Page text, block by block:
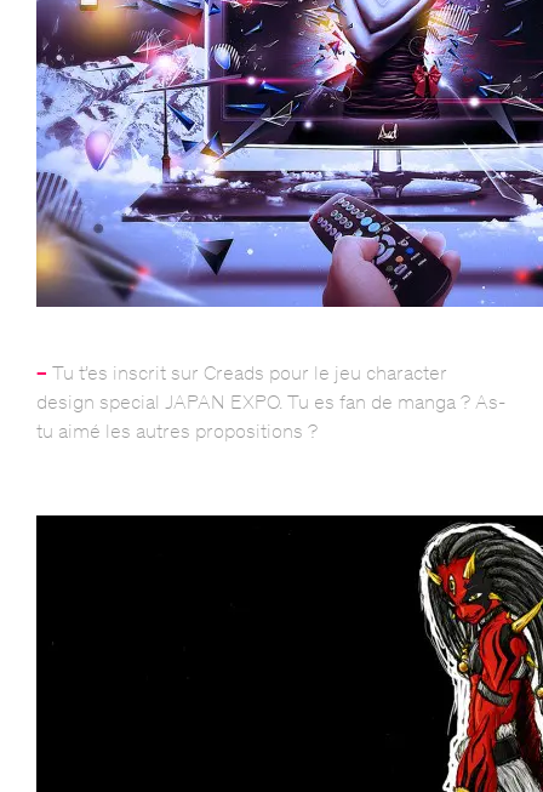
– Tu t’es inscrit sur Creads pour le jeu character
design special JAPAN EXPO. Tu es fan de manga ? As-
tu aimé les autres propositions ?